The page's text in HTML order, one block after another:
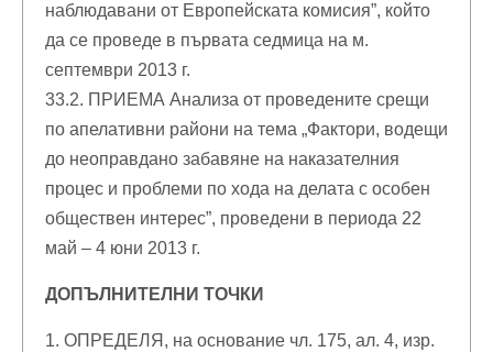
наблюдавани от Европейската комисия”, който
да се проведе в първата седмица на м.
септември 2013 г.
33.2. ПРИЕМА Анализа от проведените срещи
по апелативни райони на тема „Фактори, водещи
до неоправдано забавяне на наказателния
процес и проблеми по хода на делата с особен
обществен интерес”, проведени в периода 22
май – 4 юни 2013 г.
ДОПЪЛНИТЕЛНИ ТОЧКИ
1. ОПРЕДЕЛЯ, на основание чл. 175, ал. 4, изр.